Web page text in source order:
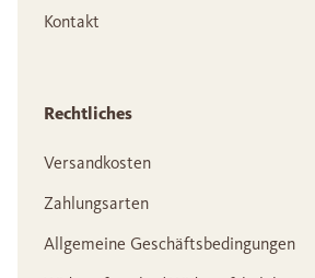
Kontakt
Rechtliches
Versandkosten
Zahlungsarten
Allgemeine Geschäftsbedingungen